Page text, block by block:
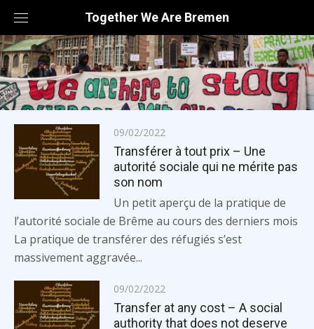
content
Together We Are Bremen
Posted
on
09/02/2022
Transférer à tout prix – Une
autorité sociale qui ne mérite pas
son nom
Un petit aperçu de la pratique de
l’autorité sociale de Brême au cours des derniers mois
La pratique de transférer des réfugiés s’est
massivement aggravée...
Posted
on
09/02/2022
Transfer at any cost – A social
authority that does not deserve